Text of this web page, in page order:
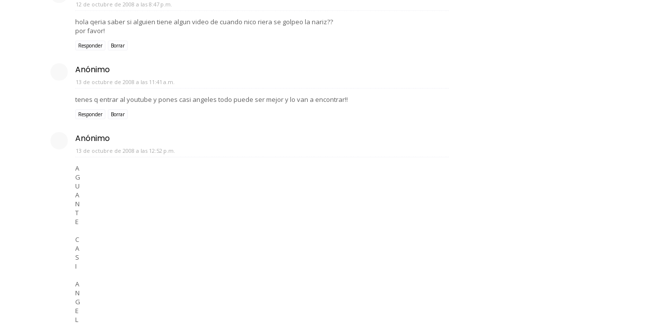
12 de octubre de 2008 a las 8:47 p.m.
hola qeria saber si alguien tiene algun video de cuando nico riera se golpeo la nariz??
por favor!
Responder Borrar
Anónimo
13 de octubre de 2008 a las 11:41 a.m.
tenes q entrar al youtube y pones casi angeles todo puede ser mejor y lo van a encontrar!!
Responder Borrar
Anónimo
13 de octubre de 2008 a las 12:52 p.m.
A
G
U
A
N
T
E
C
A
S
I
A
N
G
E
L